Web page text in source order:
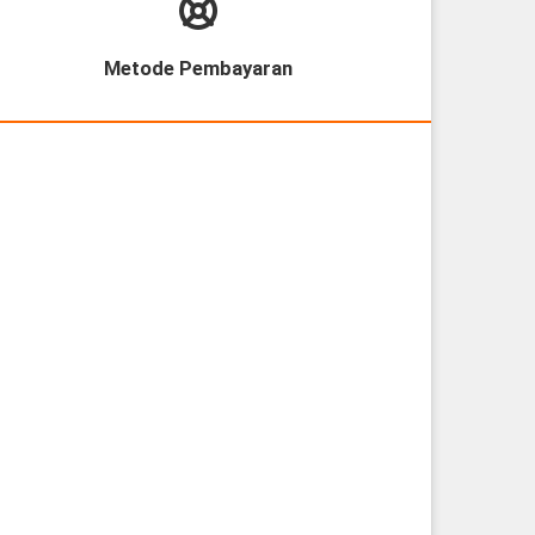
Metode Pembayaran